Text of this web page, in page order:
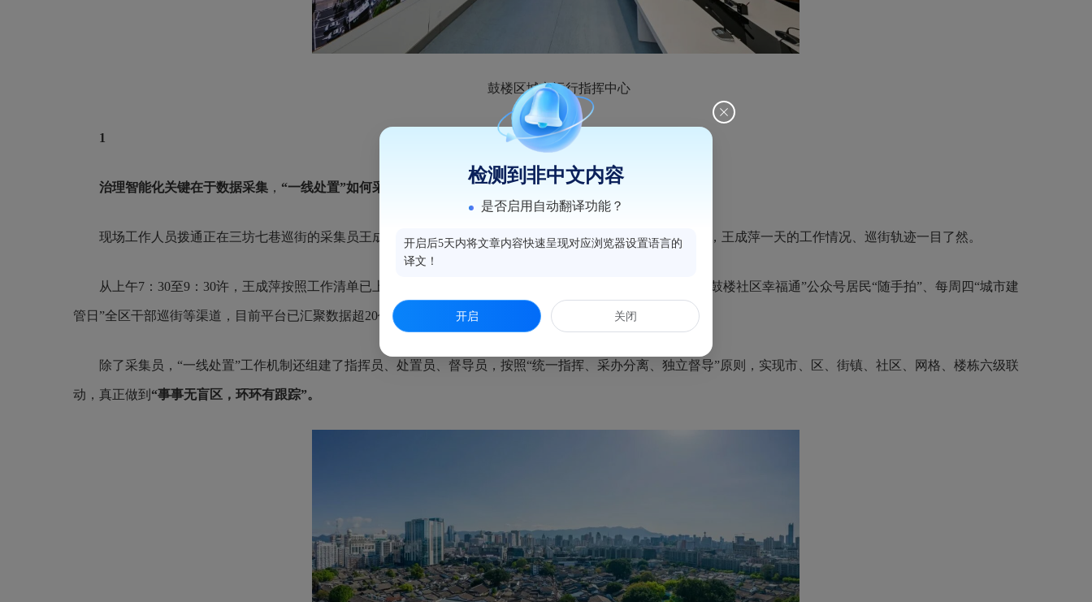
鼓楼区城市运行指挥中心
1
治理智能化关键在于数据采集 ， “一线处置”如何采集数据？
现场工作人员拨通正在三坊七巷巡街的采集员王成萍电话，王成萍即刻传回巡街实时画面，通过“一线处置”，王成萍一天的工作情况、巡街轨迹一目了然。
从上午7：30至9：30许，王成萍按照工作清单已上报20余项事件，有图有细节，通过200多位专职采集员、“鼓楼社区幸福通”公众号居民“随手拍”、每周四“城市建
管日”全区干部巡街等渠道，目前平台已汇聚数据超20亿余条。
除了采集员，“一线处置”工作机制还组建了指挥员、处置员、督导员，按照“统一指挥、采办分离、独立督导”原则，实现市、区、街镇、社区、网格、楼栋六级联
动，真正做到 “事事无盲区，环环有跟踪”。
检测到非中文内容
是否启用自动翻译功能？
开启后5天内将文章内容快速呈现对应浏览器设置语言的
译文！
开启 关闭